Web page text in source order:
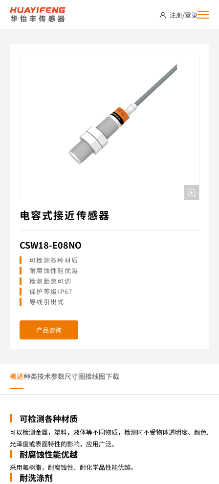
CSW18-
E08NO
注册/登录
电容式接近传感器
CSW18-E08NO
可检测各种材质
耐腐蚀性能优越
检测距离可调
保护等级IP67
导线引出式
产品咨询
概述种类技术参数尺寸图接线图下载
可检测各种材质
可以检测金属，塑料，液体等不同物质，检测时不受物体透明度、颜色.
光泽度或表面特性的影响，应用广泛。
耐腐蚀性能优越
采用氟树脂，耐腐蚀性、耐化学品性能优越。
耐洗涤剂